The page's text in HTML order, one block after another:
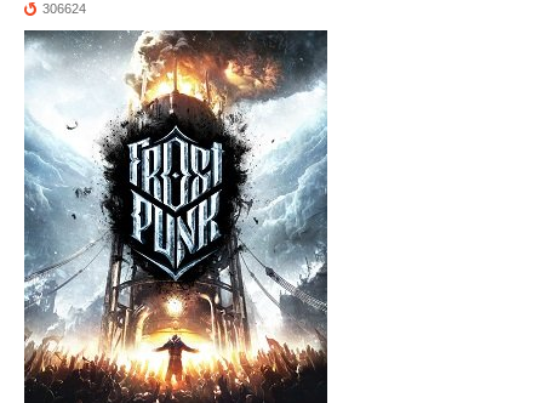
306624